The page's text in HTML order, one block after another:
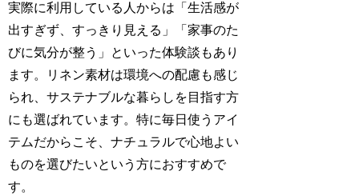
実際に利用している人からは「生活感が
出すぎず、すっきり見える」「家事のた
びに気分が整う」といった体験談もあり
ます。リネン素材は環境への配慮も感じ
られ、サステナブルな暮らしを目指す方
にも選ばれています。特に毎日使うアイ
テムだからこそ、ナチュラルで心地よい
ものを選びたいという方におすすめで
す。